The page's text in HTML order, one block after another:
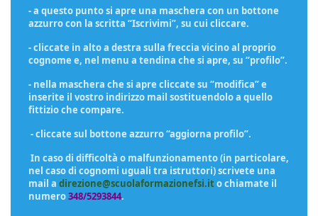
- a questo punto si apre una maschera con un bottone
azzurro con la scritta “Iscrivimi”, su cui cliccare.
- cliccate in alto a destra sulla freccia vicino al proprio
cognome e, nel menu a tendina che si apre, su “profilo”.
- nella maschera che si apre cliccate su “modifica” e
inserite il vostro indirizzo mail sostituendolo a quello
fittizio che compare.
- cliccate sul bottone azzurro “aggiorna profilo”.
In caso di difficoltà o malfunzionamento (in particolare,
nel caso di cognomi uguali tra istruttori) scrivete una
mail a direzione@scuolaformazionefsi.ito chiamate il
numero348/5293844.